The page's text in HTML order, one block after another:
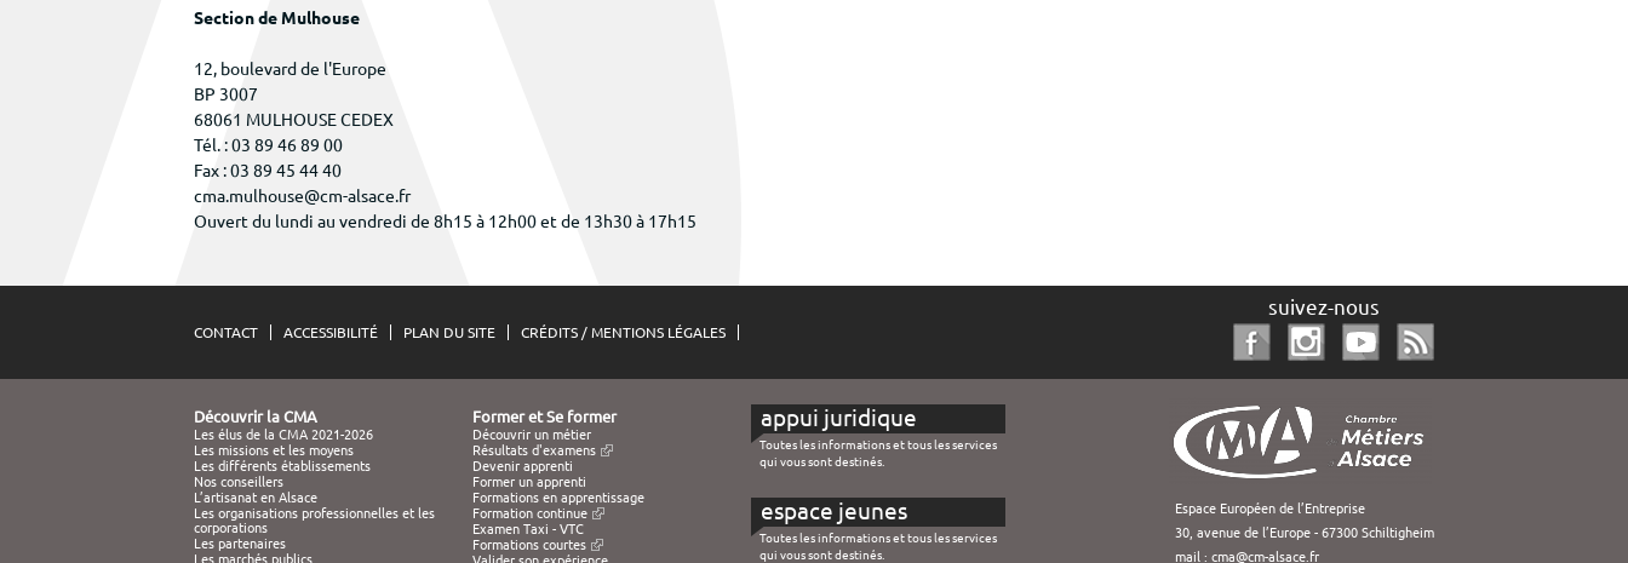
Section de Mulhouse
12, boulevard de l'Europe
BP 3007
68061 MULHOUSE CEDEX
Tél. : 03 89 46 89 00
Fax : 03 89 45 44 40
cma.mulhouse@cm-alsace.fr
Ouvert du lundi au vendredi de 8h15 à 12h00 et de 13h30 à 17h15
CONTACT ACCESSIBILITÉ PLAN DU SITE CRÉDITS / MENTIONS LÉGALES
suivez-nous
Découvrir la CMA
Les élus de la CMA 2021-2026
Les missions et les moyens
Les différents établissements
Nos conseillers
L’artisanat en Alsace
Les organisations professionnelles et les
corporations
Les partenaires
Les marchés publics
Former et Se former
Découvrir un métier
Résultats d'examens
Devenir apprenti
Former un apprenti
Formations en apprentissage
Formation continue
Examen Taxi - VTC
Formations courtes
appui juridique
Toutes les informations et tous les services
qui vous sont destinés.
espace jeunes
Toutes les informations et tous les services
qui vous sont destinés.
Espace Européen de l’Entreprise
30, avenue de l’Europe - 67300 Schiltigheim
mail : cma@cm-alsace.fr